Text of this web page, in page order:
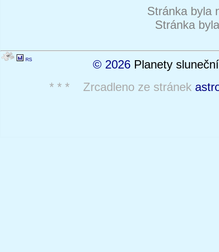
Stránka byla
Stránka
RS © 2026 Planety
* * * Zrcadleno ze stránek